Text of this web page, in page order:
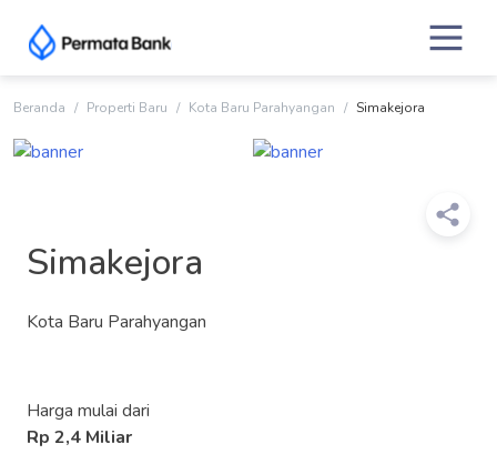
content
Beranda Properti Baru Kota Baru Parahyangan Simakejora
Simakejora
Kota Baru Parahyangan
Harga mulai dari
Rp 2,4 Miliar